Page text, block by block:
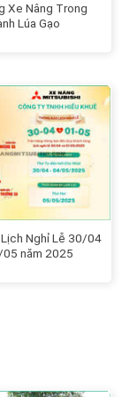
Xe Nâng Trong
Lúa Gạo
Nghỉ Lễ 30/04
năm 2025